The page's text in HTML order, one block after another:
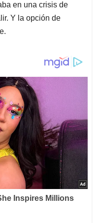
en una crisis de
Y la opción de